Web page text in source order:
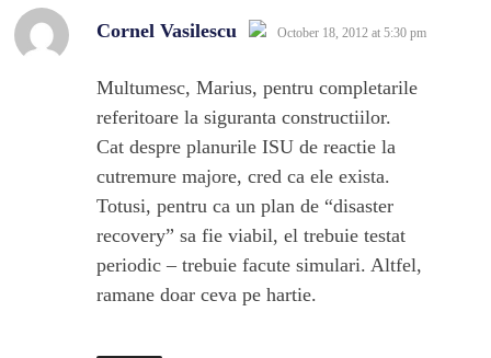
Cornel Vasilescu says:
Anti-Spam by CleanTalk
October 18, 2012 at 5:30 pm
Multumesc, Marius, pentru completarile
referitoare la siguranta constructiilor.
Cat despre planurile ISU de reactie la
cutremure majore, cred ca ele exista.
Totusi, pentru ca un plan de “disaster
recovery” sa fie viabil, el trebuie testat
periodic – trebuie facute simulari. Altfel,
ramane doar ceva pe hartie.